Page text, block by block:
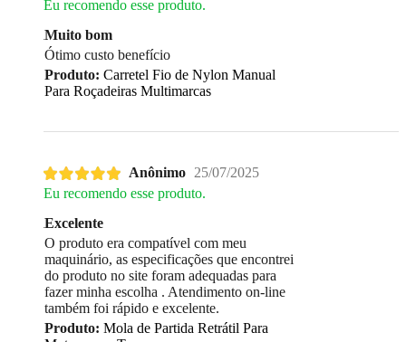
Eu recomendo esse produto.
Muito bom
Ótimo custo benefício
Produto: Carretel Fio de Nylon Manual
Para Roçadeiras Multimarcas
Anônimo 25/07/2025
Eu recomendo esse produto.
Excelente
O produto era compatível com meu
maquinário, as especificações que encontrei
do produto no site foram adequadas para
fazer minha escolha . Atendimento on-line
também foi rápido e excelente.
Produto: Mola de Partida Retrátil Para